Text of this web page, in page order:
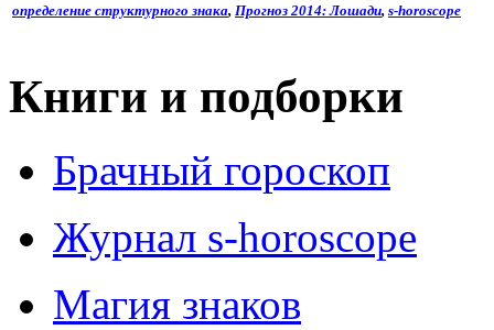
определение структурного знака, Прогноз 2014: Лошади, s-horoscope
Книги и подборки
Брачный гороскоп
Журнал s-horoscope
Магия знаков